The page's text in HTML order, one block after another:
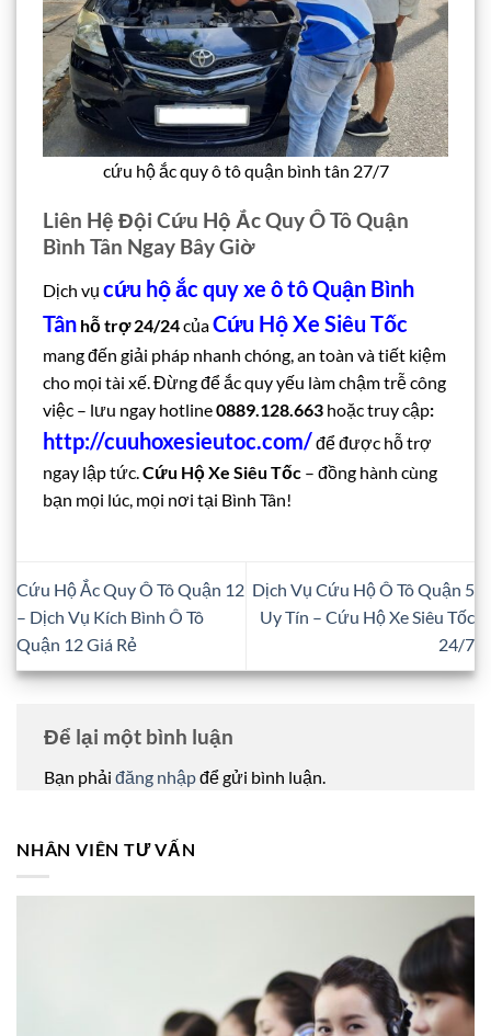
cứu hộ ắc quy ô tô quận bình tân 27/7
Liên Hệ Đội Cứu Hộ Ắc Quy Ô Tô Quận
Bình Tân Ngay Bây Giờ
Dịch vụ cứu hộ ắc quy xe ô tô Quận Bình
Tân hỗ trợ 24/24củaCứu Hộ Xe Siêu Tốc
mang đến giải pháp nhanh chóng, an toàn và tiết kiệm
cho mọi tài xế. Đừng để ắc quy yếu làm chậm trễ công
việc – lưu ngay hotline0889.128.663 hoặc truy cập:
http://cuuhoxesieutoc.com/để được hỗ trợ
ngay lập tức. Cứu Hộ Xe Siêu Tốc – đồng hành cùng
bạn mọi lúc, mọi nơi tại Bình Tân!
Cứu Hộ Ắc Quy Ô Tô Quận 12
– Dịch Vụ Kích Bình Ô Tô
Quận 12 Giá Rẻ
Dịch Vụ Cứu Hộ Ô Tô Quận 5
Uy Tín – Cứu Hộ Xe Siêu Tốc
24/7
Để lại một bình luận
Bạn phải đăng nhậpđể gửi bình luận.
NHÂN VIÊN TƯ VẤN